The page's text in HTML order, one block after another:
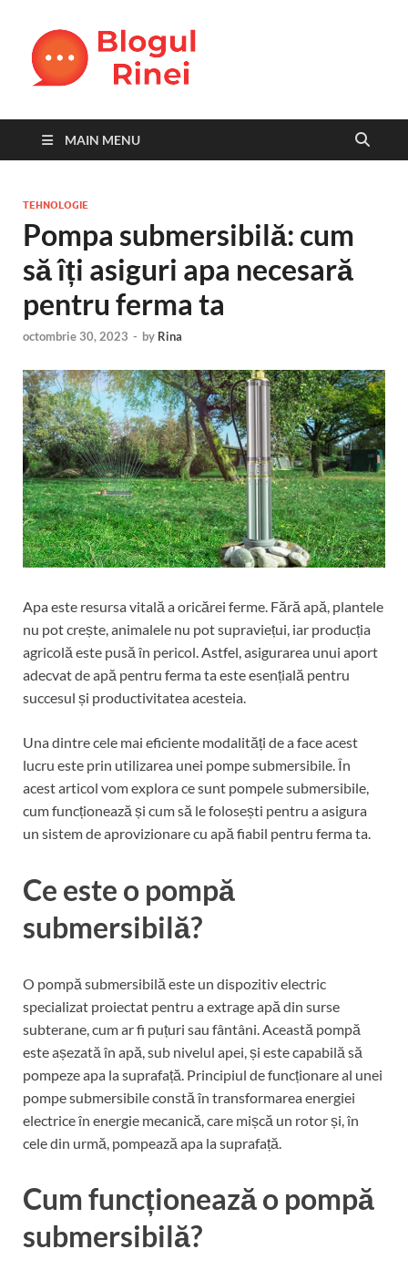
MAIN MENU
TEHNOLOGIE
Pompa submersibilă: cum
să îți asiguri apa necesară
pentru ferma ta
octombrie 30, 2023 - by Rina
Apa este resursa vitală a oricărei ferme. Fără apă, plantele
nu pot crește, animalele nu pot supraviețui, iar producția
agricolă este pusă în pericol. Astfel, asigurarea unui aport
adecvat de apă pentru ferma ta este esențială pentru
succesul și productivitatea acesteia.
Una dintre cele mai eficiente modalități de a face acest
lucru este prin utilizarea unei pompe submersibile. În
acest articol vom explora ce sunt pompele submersibile,
cum funcționează și cum să le folosești pentru a asigura
un sistem de aprovizionare cu apă fiabil pentru ferma ta.
Ce este o pompă
submersibilă?
O pompă submersibilă este un dispozitiv electric
specializat proiectat pentru a extrage apă din surse
subterane, cum ar fi puțuri sau fântâni. Această pompă
este așezată în apă, sub nivelul apei, și este capabilă să
pompeze apa la suprafață. Principiul de funcționare al unei
pompe submersibile constă în transformarea energiei
electrice în energie mecanică, care mișcă un rotor și, în
cele din urmă, pompează apa la suprafață.
Cum funcționează o pompă
submersibilă?